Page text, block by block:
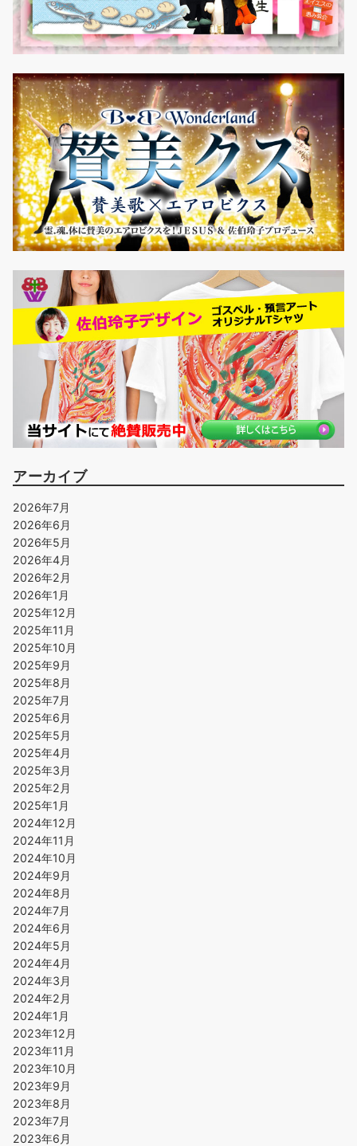
アーカイブ
2026年7月
2026年6月
2026年5月
2026年4月
2026年2月
2026年1月
2025年12月
2025年11月
2025年10月
2025年9月
2025年8月
2025年7月
2025年6月
2025年5月
2025年4月
2025年3月
2025年2月
2025年1月
2024年12月
2024年11月
2024年10月
2024年9月
2024年8月
2024年7月
2024年6月
2024年5月
2024年4月
2024年3月
2024年2月
2024年1月
2023年12月
2023年11月
2023年10月
2023年9月
2023年8月
2023年7月
2023年6月